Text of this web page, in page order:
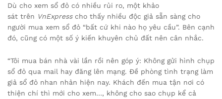
Dù cho xem sổ đỏ có nhiều rủi ro, một khảo
sát trên VnExpress cho thấy nhiều độc giả sẵn sàng cho
người mua xem sổ đỏ “bất cứ khi nào họ yêu cầu”. Bên cạnh
đó, cũng có một số ý kiến khuyên chủ đất nên cân nhắc.
“Tôi mua bán nhà vài lần rồi nên góp ý: Không gửi hình chụp
sổ đỏ qua mail hay đăng lên mạng. Đề phòng tình trạng làm
giả sổ đỏ nhan nhản hiện nay. Khách đến mua tận nơi có
thiện chí thì mới cho xem…, không cho sao chụp kể cả